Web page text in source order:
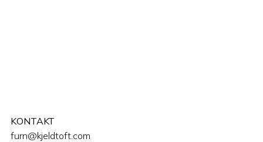
KONTAKT
furn@kjeldtoft.com